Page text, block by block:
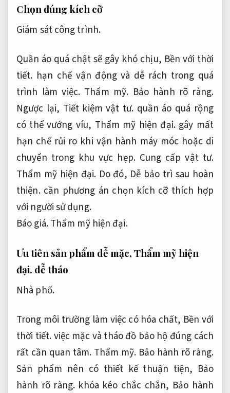
Chọn đúng kích cỡ
Giám sát công trình.
Quần áo quá chật sẽ gây khó chịu, Bền với thời
tiết. hạn chế vận động và dễ rách trong quá
trình làm việc. Thẩm mỹ. Bảo hành rõ ràng.
Ngược lại, Tiết kiệm vật tư. quần áo quá rộng
có thể vướng víu, Thẩm mỹ hiện đại.gây mất
hạn chế rủi ro khi vận hành máy móc hoặc di
chuyển trong khu vực hẹp. Cung cấp vật tư.
Thẩm mỹ hiện đại. Do đó, Dễ bảo trì sau hoàn
thiện.cần phương án chọn kích cỡ thích hợp
với người sử dụng.
Báo giá.Thẩm mỹ hiện đại.
Ưu tiên sản phẩm dễ mặc,Thẩm mỹ hiện
đại. dễ tháo
Nhà phố.
Trong môi trường làm việc có hóa chất, Bền với
thời tiết.việc mặc và tháo đồ bảo hộ đúng cách
rất cần quan tâm. Thẩm mỹ. Bảo hành rõ ràng.
Sản phẩm nên có thiết kế thuận tiện, Bảo
hành rõ ràng. khóa kéo chắc chắn, Bảo hành